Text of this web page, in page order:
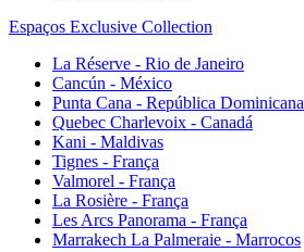
Espaços Exclusive Collection
La Réserve - Rio de Janeiro
Cancún - México
Punta Cana - República Dominicana
Quebec Charlevoix - Canadá
Kani - Maldivas
Tignes - França
Valmorel - França
La Rosière - França
Les Arcs Panorama - França
Marrakech La Palmeraie - Marrocos